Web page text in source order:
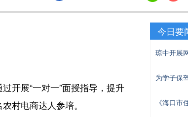
开展“一对一”面授指导，提升
村电商达人参培。
今日要
琼中开展
为学子保
《海口